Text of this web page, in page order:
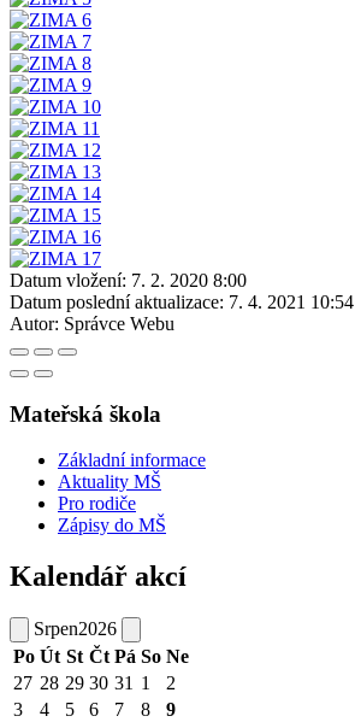
Datum vložení: 7. 2. 2020 8:00
Datum poslední aktualizace: 7. 4. 2021 10:54
Autor: Správce Webu
Mateřská škola
Základní informace
Aktuality MŠ
Pro rodiče
Zápisy do MŠ
Kalendář akcí
Srpen2026
Po Út St Čt Pá So Ne
27 28 29 30 31 1
2
3
4 5 6 7 8
9